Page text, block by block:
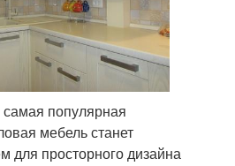
популярная
мебель станет
просторного дизайна